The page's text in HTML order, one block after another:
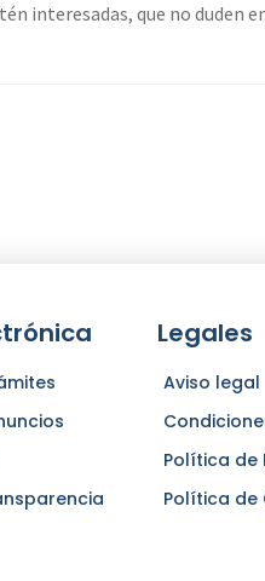
interesadas, que no duden
Legales
Aviso legal
Política de
Política de